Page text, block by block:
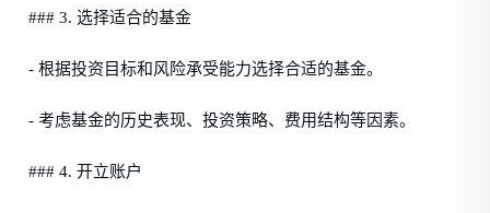
### 3. 选择适合的基金
- 根据投资目标和风险承受能力选择合适的基金。
- 考虑基金的历史表现、投资策略、费用结构等因素。
### 4. 开立账户